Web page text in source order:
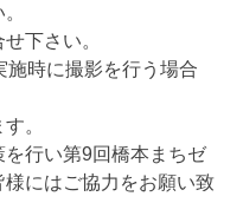
下さい。
時に撮影を行う場合
。
行い第9回橋本まちゼ
様にはご協力をお願い致